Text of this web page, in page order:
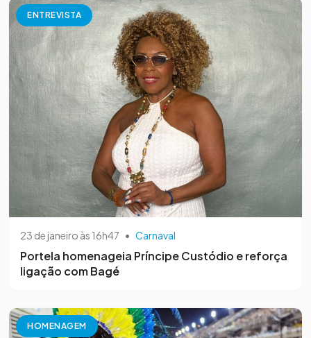
ENTREVISTA
23 de janeiro às 16h47 • Carnaval
Portela homenageia Príncipe Custódio e reforça
ligação com Bagé
HOMENAGEM